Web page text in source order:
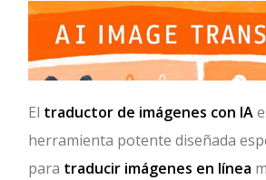
El traductor de imágenes con IA
herramienta potente diseñada
para traducir imágenes en línea